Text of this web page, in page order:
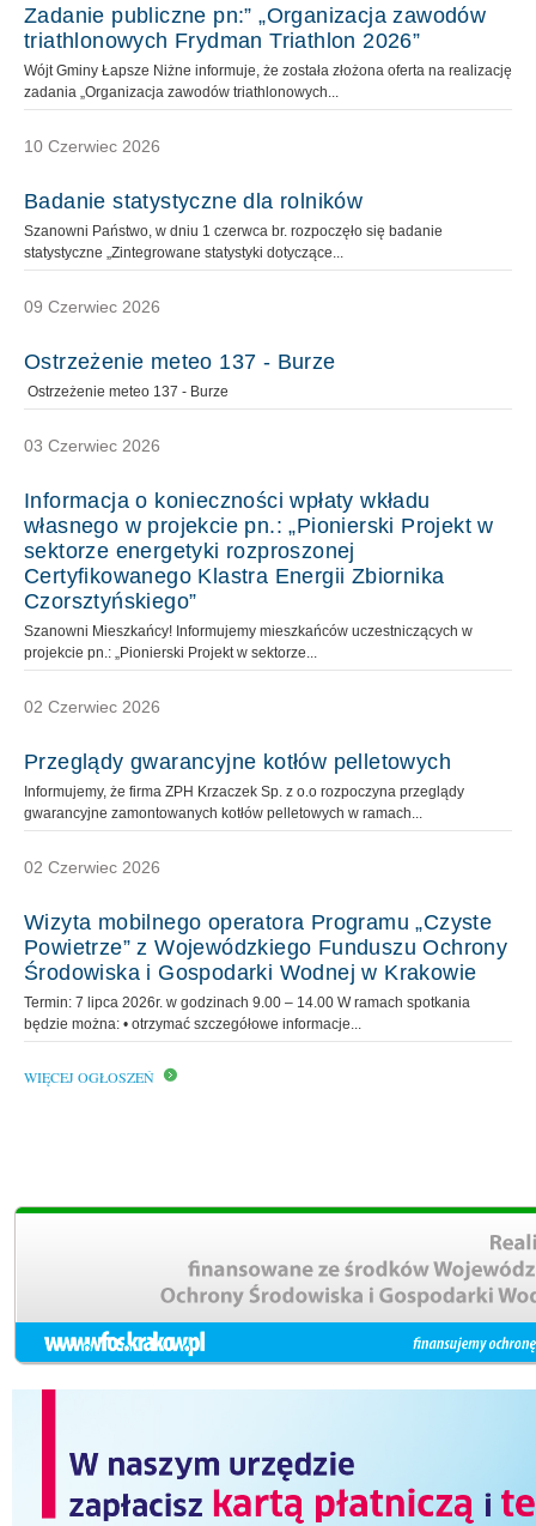
Zadanie publiczne pn:” „Organizacja zawodów
triathlonowych Frydman Triathlon 2026”
Wójt Gminy Łapsze Niżne informuje, że została złożona oferta na realizację
zadania „Organizacja zawodów triathlonowych...
10 Czerwiec 2026
Badanie statystyczne dla rolników
Szanowni Państwo, w dniu 1 czerwca br. rozpoczęło się badanie
statystyczne „Zintegrowane statystyki dotyczące...
09 Czerwiec 2026
Ostrzeżenie meteo 137 - Burze
Ostrzeżenie meteo 137 - Burze
03 Czerwiec 2026
Informacja o konieczności wpłaty wkładu
własnego w projekcie pn.: „Pionierski Projekt w
sektorze energetyki rozproszonej
Certyfikowanego Klastra Energii Zbiornika
Czorsztyńskiego”
Szanowni Mieszkańcy! Informujemy mieszkańców uczestniczących w
projekcie pn.: „Pionierski Projekt w sektorze...
02 Czerwiec 2026
Przeglądy gwarancyjne kotłów pelletowych
Informujemy, że firma ZPH Krzaczek Sp. z o.o rozpoczyna przeglądy
gwarancyjne zamontowanych kotłów pelletowych w ramach...
02 Czerwiec 2026
Wizyta mobilnego operatora Programu „Czyste
Powietrze” z Wojewódzkiego Funduszu Ochrony
Środowiska i Gospodarki Wodnej w Krakowie
Termin: 7 lipca 2026r. w godzinach 9.00 – 14.00 W ramach spotkania
będzie można: • otrzymać szczegółowe informacje...
WIĘCEJ OGŁOSZEŃ